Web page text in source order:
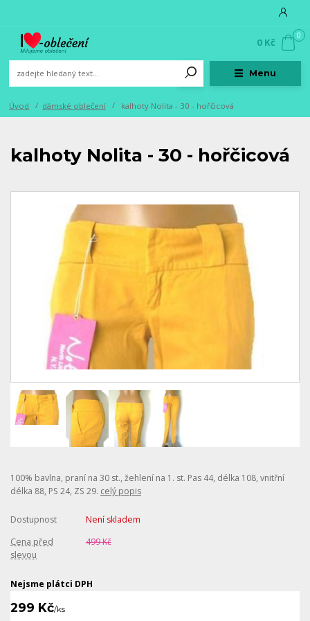
Menu
0
0 Kč
Úvod dámské oblečení kalhoty Nolita - 30 - hořčicová
kalhoty Nolita - 30 - hořčicová
100% bavlna, praní na 30 st., žehlení na 1. st. Pas 44, délka 108, vnitřní
délka 88, PS 24, ZS 29. celý popis
Dostupnost
Není skladem
Cena před
slevou
499 Kč
Nejsme plátci DPH
299 Kč/ks